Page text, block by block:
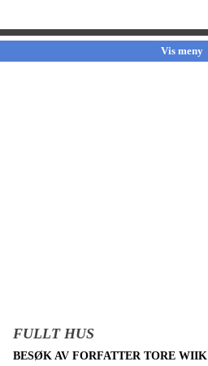
Vis meny
FULLT HUS
BESØK AV FORFATTER TORE WIIK